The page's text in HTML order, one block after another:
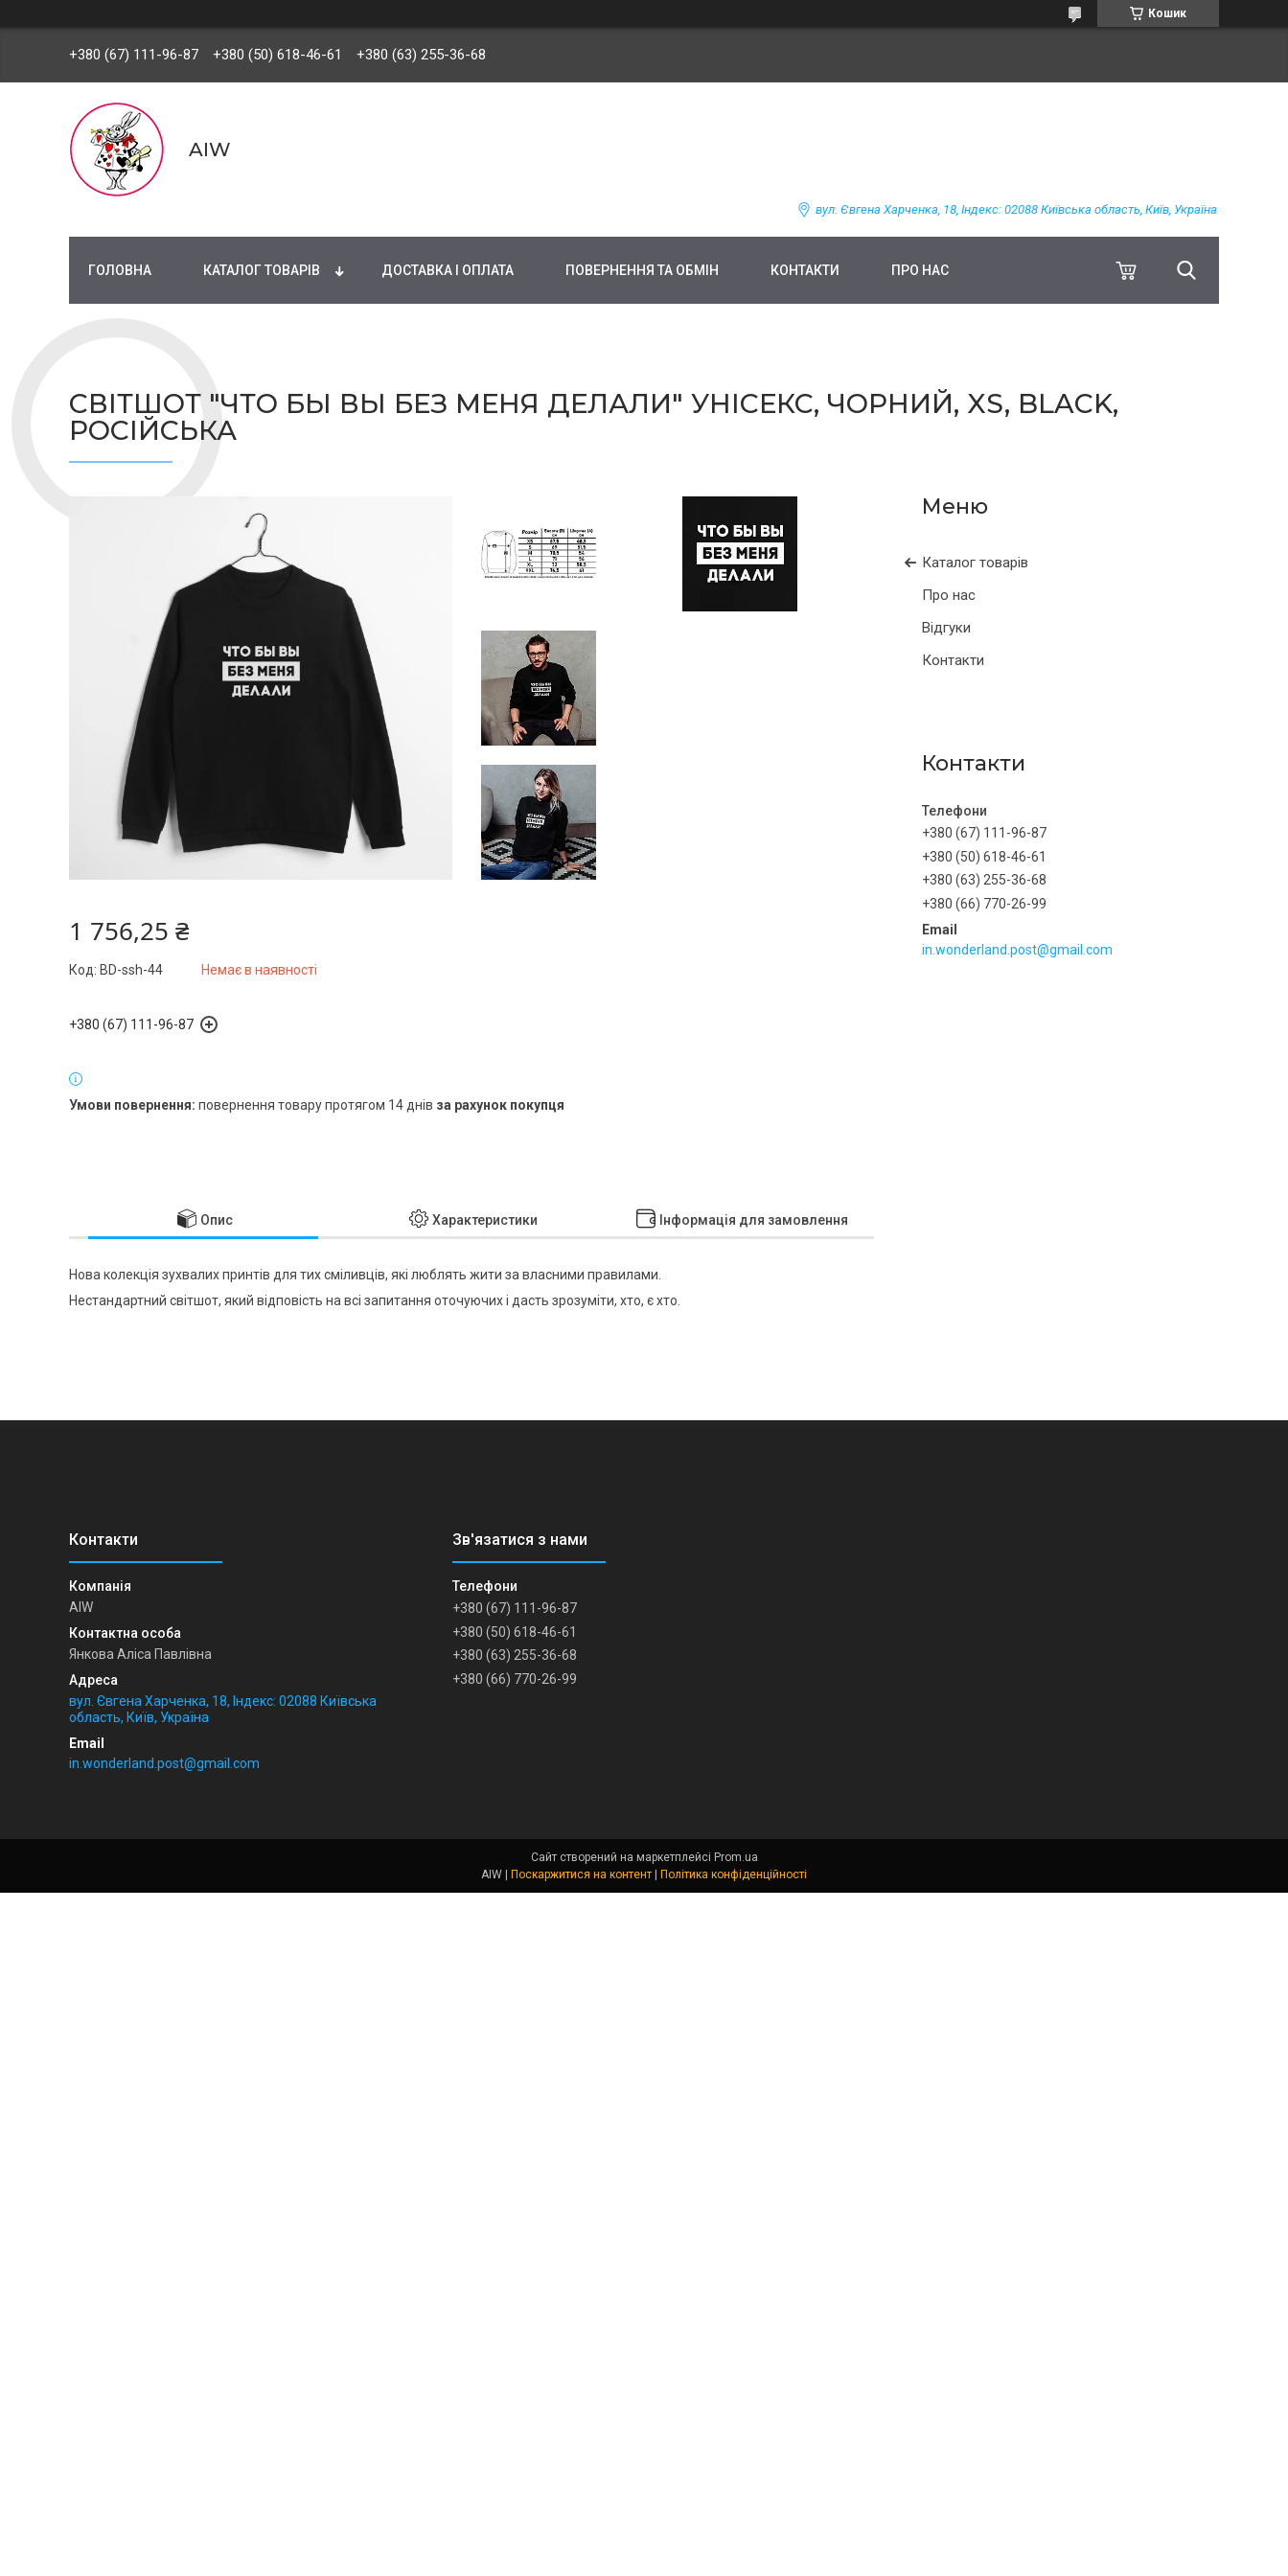
Кошик
+380 (67) 111-96-87 +380 (50) 618-46-61 +380 (63) 255-36-68
AIW
вул. Євгена Харченка, 18, Індекс: 02088 Київська область, Київ, Україна
ГОЛОВНА КАТАЛОГ ТОВАРІВ ДОСТАВКА І ОПЛАТА ПОВЕРНЕННЯ ТА ОБМІН КОНТАКТИ ПРО НАС
СВІТШОТ "ЧТО БЫ ВЫ БЕЗ МЕНЯ ДЕЛАЛИ" УНІСЕКС, ЧОРНИЙ, XS, BLACK,
РОСІЙСЬКА
Каталог товарів
Про нас
Відгуки
Контакти
Контакти
+380 (67) 111-96-87
+380 (50) 618-46-61
+380 (63) 255-36-68
+380 (66) 770-26-99
in.wonderland.post@gmail.com
1 756,25 ₴
Немає в наявності
Код: BD-ssh-44
+380 (67) 111-96-87
повернення товару протягом 14 днів за рахунок покупця
Опис Характеристики Інформація для замовлення
Нова колекція зухвалих принтів для тих сміливців, які люблять жити за власними правилами.
Нестандартний світшот, який відповість на всі запитання оточуючих і дасть зрозуміти, хто, є хто.
AIW
Янкова Аліса Павлівна
вул. Євгена Харченка, 18, Індекс: 02088 Київська
область, Київ, Україна
in.wonderland.post@gmail.com
+380 (67) 111-96-87
+380 (50) 618-46-61
+380 (63) 255-36-68
+380 (66) 770-26-99
Сайт створений на маркетплейсі Prom.ua
Поскаржитися на контент Політика конфіденційності